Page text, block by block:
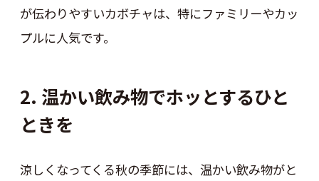
が伝わりやすいカボチャは、特にファミリーやカッ
プルに人気です。
2. 温かい飲み物でホッとするひと
ときを
涼しくなってくる秋の季節には、温かい飲み物がと